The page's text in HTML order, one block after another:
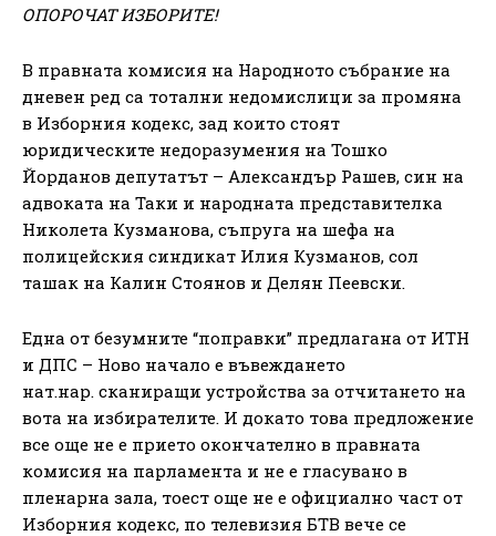
ОПОРОЧАТ ИЗБОРИТЕ!
В правната комисия на Народното събрание на
дневен ред са тотални недомислици за промяна
в Изборния кодекс, зад които стоят
юридическите недоразумения на Тошко
Йорданов депутатът – Александър Рашев, син на
адвоката на Таки и народната представителка
Николета Кузманова, съпруга на шефа на
полицейския синдикат Илия Кузманов, сол
ташак на Калин Стоянов и Делян Пеевски.
Една от безумните “поправки” предлагана от ИТН
и ДПС – Ново начало е въвеждането
нат.нар. сканиращи устройства за отчитането на
вота на избирателите. И докато това предложение
все още не е прието окончателно в правната
комисия на парламента и не е гласувано в
пленарна зала, тоест още не е официално част от
Изборния кодекс, по телевизия БТВ вече се